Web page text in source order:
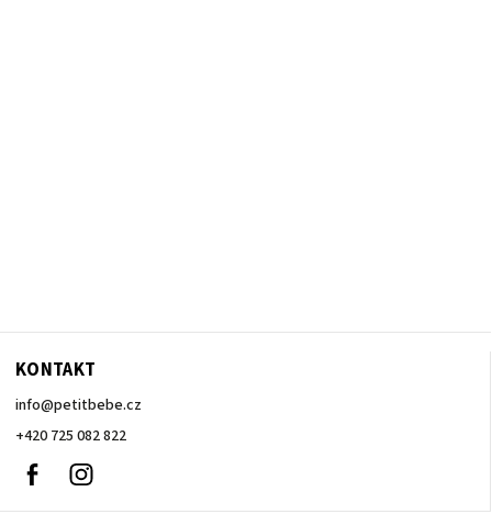
KONTAKT
info@petitbebe.cz
+420 725 082 822
Facebook